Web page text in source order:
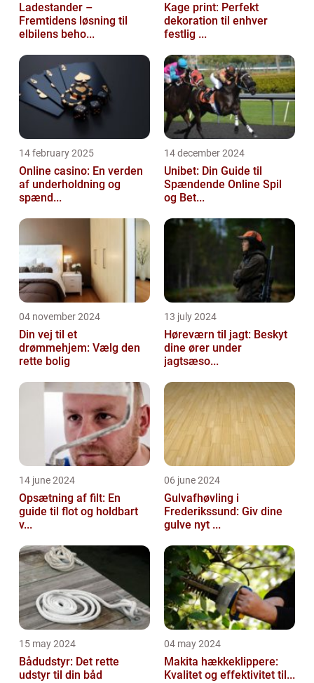
Ladestander –
Fremtidens løsning til
elbilens beho...
Kage print: Perfekt
dekoration til enhver
festlig ...
14 february 2025
Online casino: En verden
af underholdning og
spænd...
14 december 2024
Unibet: Din Guide til
Spændende Online Spil
og Bet...
04 november 2024
Din vej til et
drømmehjem: Vælg den
rette bolig
13 july 2024
Høreværn til jagt: Beskyt
dine ører under
jagtsæso...
14 june 2024
Opsætning af filt: En
guide til flot og holdbart
v...
06 june 2024
Gulvafhøvling i
Frederikssund: Giv dine
gulve nyt ...
15 may 2024
Bådudstyr: Det rette
udstyr til din båd
04 may 2024
Makita hækkeklippere:
Kvalitet og effektivitet til...